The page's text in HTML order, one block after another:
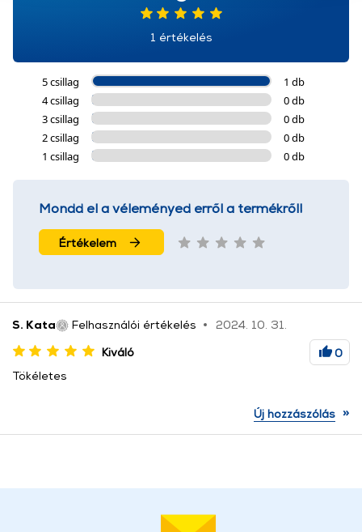
ÁSZFésAdatvédelem
1 értékelés
5 csillag
1 db
4 csillag
0 db
3 csillag
0 db
2 csillag
0 db
1 csillag
0 db
Mondd el a véleményed erről a termékről!
Értékelem
S. Kata Felhasználói értékelés
2024. 10. 31.
Kiváló
0
Tökéletes
Új hozzászólás »